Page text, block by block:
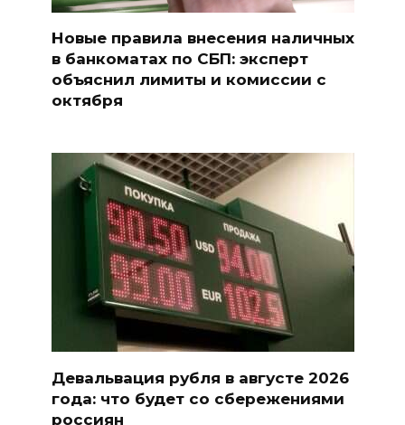
Новые правила внесения наличных
в банкоматах по СБП: эксперт
объяснил лимиты и комиссии с
октября
Девальвация рубля в августе 2026
года: что будет со сбережениями
россиян